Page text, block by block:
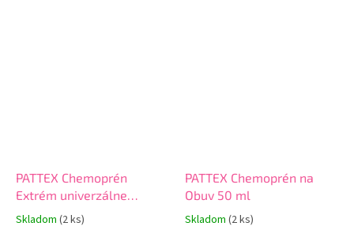
PATTEX Chemoprén
Extrém univerzálne
lepidlo 50ml
Skladom (2 ks)
PATTEX Chemoprén na
Obuv 50 ml
Skladom (2 ks)